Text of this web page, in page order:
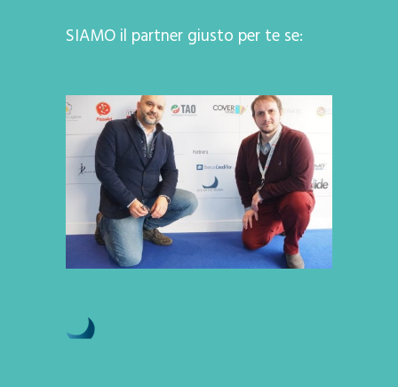
SIAMO il partner giusto per te se: